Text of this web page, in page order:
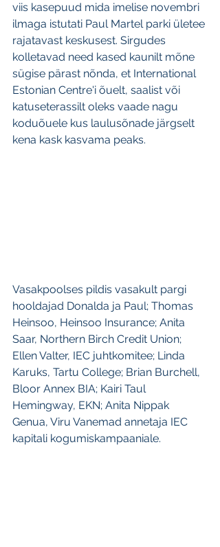
viis kasepuud mida imelise novembri
ilmaga istutati Paul Martel parki ületee
rajatavast keskusest. Sirgudes
kolletavad need kased kaunilt mõne
sügise pärast nõnda, et International
Estonian Centre'i õuelt, saalist või
katuseterassilt oleks vaade nagu
koduõuele kus laulusõnade järgselt
kena kask kasvama peaks.
Vasakpoolses pildis vasakult pargi
hooldajad Donalda ja Paul; Thomas
Heinsoo, Heinsoo Insurance; Anita
Saar, Northern Birch Credit Union;
Ellen Valter, IEC juhtkomitee; Linda
Karuks, Tartu College; Brian Burchell,
Bloor Annex BIA; Kairi Taul
Hemingway, EKN; Anita Nippak
Genua, Viru Vanemad annetaja IEC
kapitali kogumiskampaaniale.